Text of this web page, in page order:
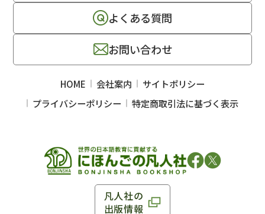
凡人社の
出版情報
よくある質問
お問い合わせ
HOME 会社案内
サイトポリシー
プライバシーポリシー
特定商取引法に基づく表示